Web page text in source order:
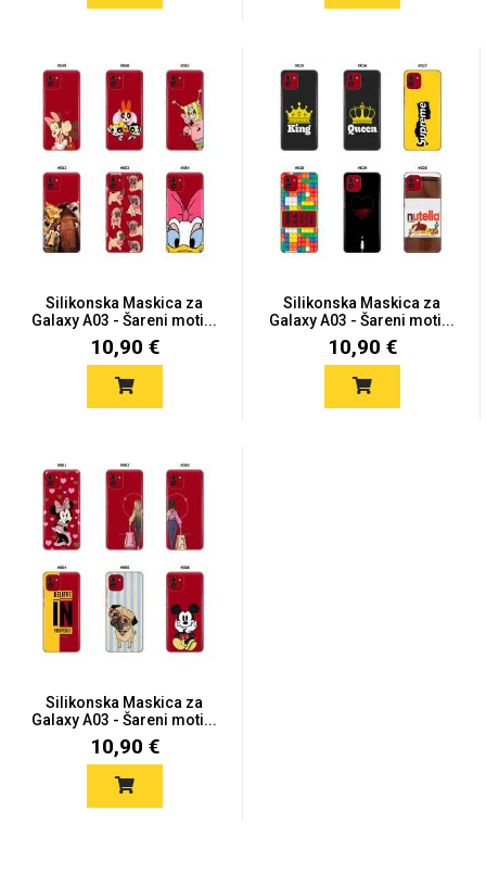
Silikonska Maskica za
Galaxy A03 - Šareni moti...
10,90 €
Silikonska Maskica za
Galaxy A03 - Šareni moti...
10,90 €
Silikonska Maskica za
Galaxy A03 - Šareni moti...
10,90 €